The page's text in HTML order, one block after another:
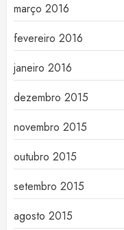
março 2016
fevereiro 2016
janeiro 2016
dezembro 2015
novembro 2015
outubro 2015
setembro 2015
agosto 2015